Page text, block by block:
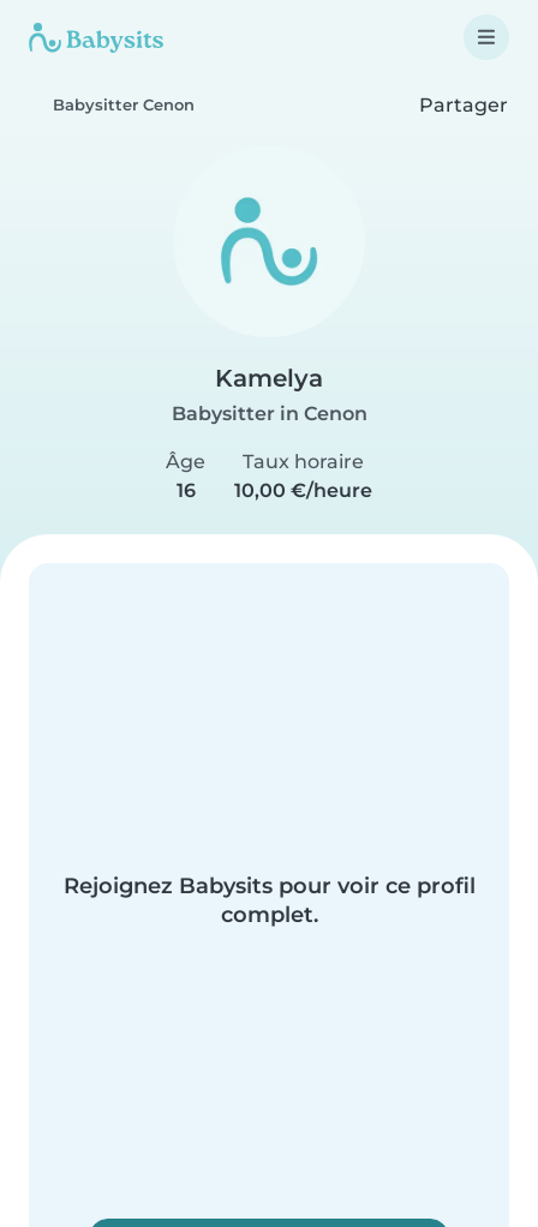
Babysitter Cenon Partager
Kamelya
Babysitter in Cenon
Âge
16
Taux horaire
10,00 €/heure
Rejoignez Babysits pour voir ce profil
complet.